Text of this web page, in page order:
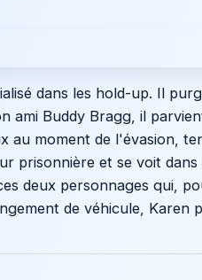
dans les hold-up. Il
ami Buddy Bragg, il
au moment de l'évasion,
prisonnière et se voit
deux personnages qui,
de véhicule, Karen